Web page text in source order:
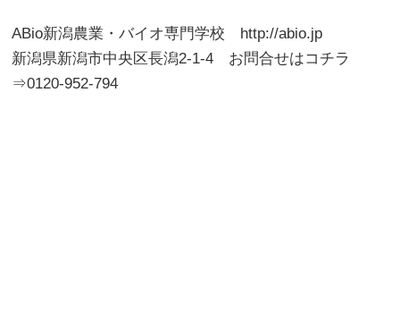
ABio新潟農業・バイオ専門学校 http://abio.jp
新潟県新潟市中央区長潟2-1-4 お問合せはコチラ
⇒0120-952-794